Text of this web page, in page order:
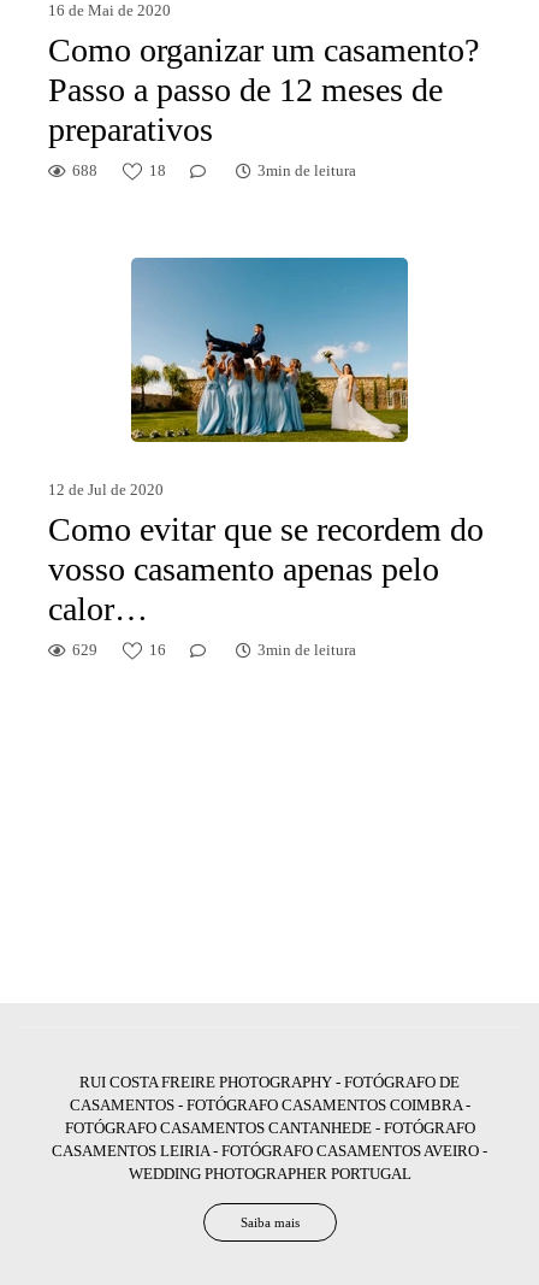
16 de Mai de 2020
Como organizar um casamento?
Passo a passo de 12 meses de
preparativos
688 18 3min de leitura
12 de Jul de 2020
Como evitar que se recordem do
vosso casamento apenas pelo
calor…
629 16 3min de leitura
RUI COSTA FREIRE PHOTOGRAPHY - FOTÓGRAFO DE
CASAMENTOS - FOTÓGRAFO CASAMENTOS COIMBRA -
FOTÓGRAFO CASAMENTOS CANTANHEDE - FOTÓGRAFO
CASAMENTOS LEIRIA - FOTÓGRAFO CASAMENTOS AVEIRO -
WEDDING PHOTOGRAPHER PORTUGAL
Saiba mais